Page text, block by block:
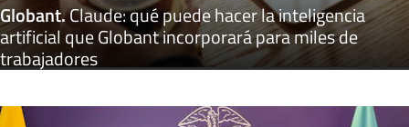
Globant.Claude: qué puede hacer la inteligencia
artificial que Globant incorporará para miles de
trabajadores